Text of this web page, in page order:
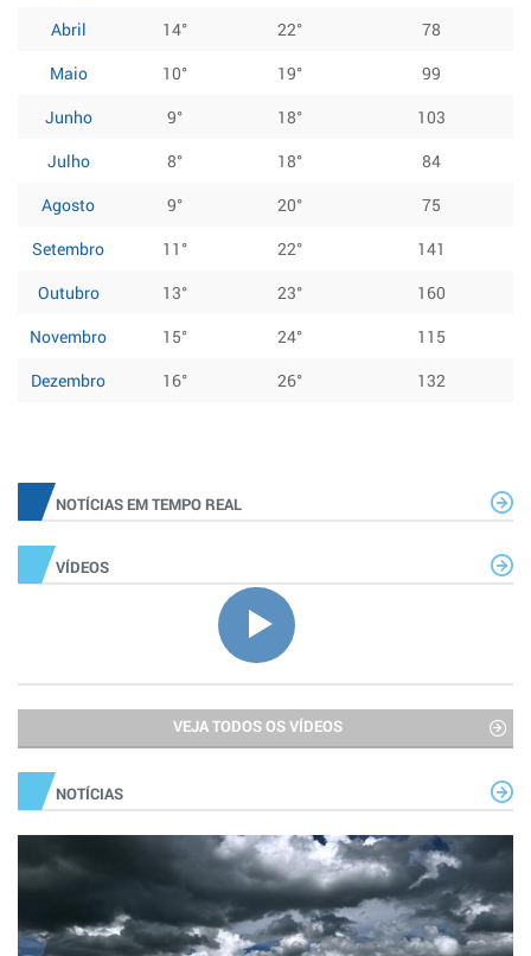
Abril
14° 22°
78
Maio
10° 19°
99
Junho
9° 18°
103
Julho
8° 18°
84
Agosto
9° 20°
75
Setembro
11° 22°
141
Outubro
13° 23°
160
Novembro
15° 24°
115
Dezembro
16° 26° 132
NOTÍCIAS EM TEMPO REAL
VÍDEOS
VEJA TODOS OS VÍDEOS
NOTÍCIAS